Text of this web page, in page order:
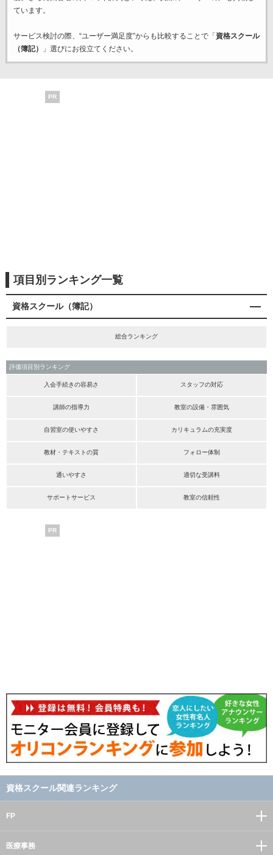
ています。
サービス検討の際、“ユーザー満足度”からも比較することで「 資格スクール
（簿記）
」選びにお役立てください。
PR
項目別ランキング一覧
資格スクール（簿記）
総合ランキング
評価項目別ランキング
入会手続きの容易さ スタッフの対応
講師の指導力 教室の設備・雰囲気
自習室の使いやすさ カリキュラムの充実度
教材・テキストの質 フォロー体制
通いやすさ 適切な受講料
サポートサービス 教室の信頼性
PR
資格スクール関連ランキング
FP
医療事務